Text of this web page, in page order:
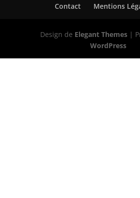
Contact
Mentions
Design de Elegant Themes|
WordPress